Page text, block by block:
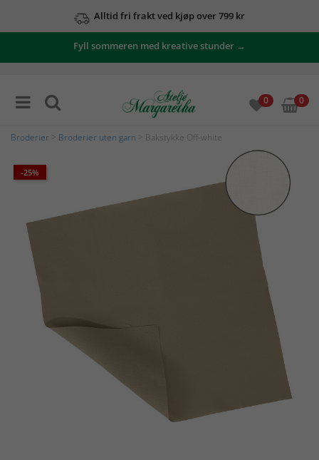
Alltid fri frakt ved kjøp over 799 kr
Fyll sommeren med kreative stunder →
0 0
Broderier Broderier uten garn > Bakstykke Off-white
-25%